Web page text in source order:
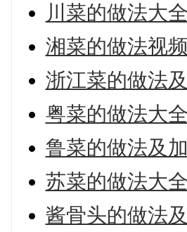
川菜的做法大
湘菜的做法视
浙江菜的做法
粤菜的做法大
鲁菜的做法及
苏菜的做法大
酱骨头的做法